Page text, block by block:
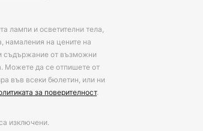
лампи и осветителни тела,
намаления на цените на
съдържание от възможни
Можете да се отпишете от
във всеки бюлетин, или ни
за поверителност.
изключени.